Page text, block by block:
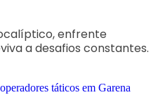
enfrente
a desafios constantes.